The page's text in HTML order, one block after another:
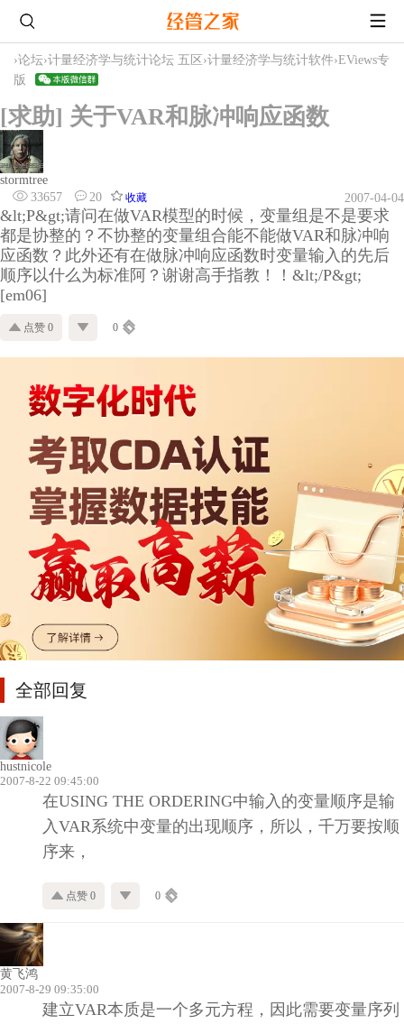
›论坛›计量经济学与统计论坛 五区 ›计量经济学与统计软件›EViews专
版
[求助] 关于VAR和脉冲响应函数
stormtree
33657
20 收藏 2007-04-04
&lt;P&gt;请问在做VAR模型的时候，变量组是不是要求
都是协整的？不协整的变量组合能不能做VAR和脉冲响
应函数？此外还有在做脉冲响应函数时变量输入的先后
顺序以什么为标准阿？谢谢高手指教！！&lt;/P&gt;
[em06]
点赞 0 0
全部回复
hustnicole
2007-8-22 09:45:00
在USING THE ORDERING中输入的变量顺序是输
入VAR系统中变量的出现顺序，所以，千万要按顺
序来，
点赞 0 0
黄飞鸿
2007-8-29 09:35:00
建立VAR本质是一个多元方程，因此需要变量序列